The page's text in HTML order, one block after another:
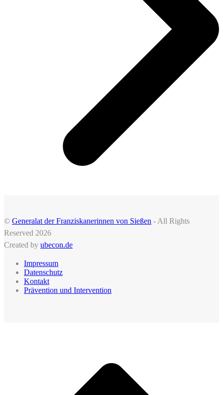
© Generalat der Franziskanerinnen von Sießen - All Rights
Reserved 2026
Created by ubecon.de
Impressum
Datenschutz
Kontakt
Prävention und Intervention